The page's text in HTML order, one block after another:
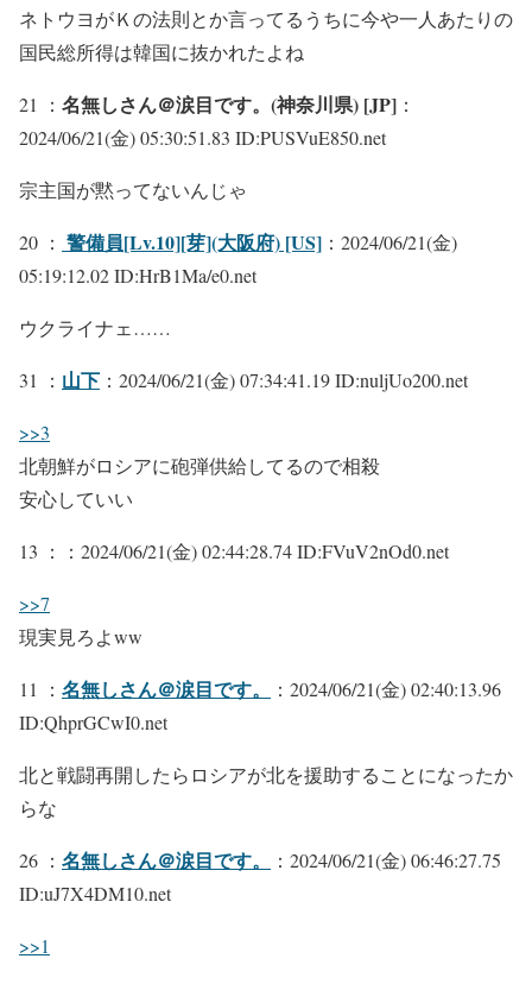
ネトウヨがＫの法則とか言ってるうちに今や一人あたりの
国民総所得は韓国に抜かれたよね
21 ： 名無しさん＠涙目です。(神奈川県) [JP] ：
2024/06/21(金) 05:30:51.83 ID:PUSVuE850.net
宗主国が黙ってないんじゃ
20 ： 警備員[Lv.10][芽](大阪府) [US] ：2024/06/21(金)
05:19:12.02 ID:HrB1Ma/e0.net
ウクライナェ……
31 ： 山下 ：2024/06/21(金) 07:34:41.19 ID:nuljUo200.net
>>3
北朝鮮がロシアに砲弾供給してるので相殺
安心していい
13 ： ：2024/06/21(金) 02:44:28.74 ID:FVuV2nOd0.net
>>7
現実見ろよww
11 ： 名無しさん＠涙目です。
：2024/06/21(金) 02:40:13.96
ID:QhprGCwI0.net
北と戦闘再開したらロシアが北を援助することになったか
らな
26 ： 名無しさん＠涙目です。
：2024/06/21(金) 06:46:27.75
ID:uJ7X4DM10.net
>>1